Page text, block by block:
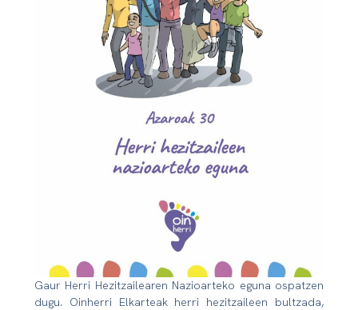
Gaur Herri Hezitzailearen Nazioarteko eguna ospatzen
dugu. Oinherri Elkarteak herri hezitzaileen bultzada,